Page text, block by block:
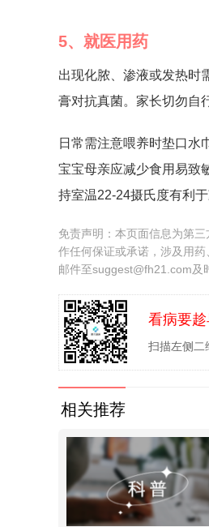
5、就医用药
出现化脓、渗液或发热时
膏对抗真菌。家长切勿自
日常需注意喂养时垫口水
宝宝母亲应减少食用易致
持室温22-24摄氏度有利
免责声明：本页面信息为第
作任何保证或承诺，涉及用
邮件至suggest@fh21.com及
看病要
扫描左侧二
相关推荐